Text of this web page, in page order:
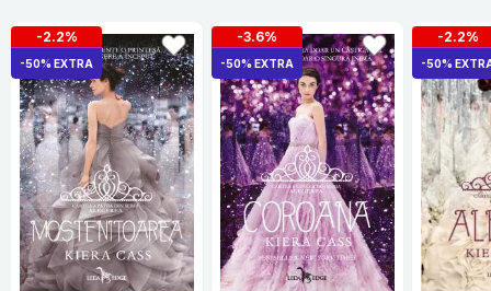
-2.2%
-50% EXTRA
-3.6%
-50% EXTRA
-2.2%
-50%